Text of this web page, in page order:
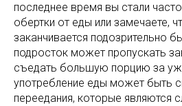
последнее время вы стали
обертки от еды или замечаете,
заканчивается подозрительно
подросток может пропускать
съедать большую порцию за
употребление еды может быть
переедания, которые являются